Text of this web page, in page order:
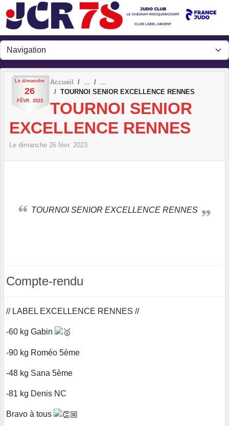
Le dimanche
26
FÉVR. 2023
Accueil
TOURNOI SENIOR EXCELLENCE RENNES
TOURNOI SENIOR
EXCELLENCE RENNES
Le dimanche 26 févr. 2023
TOURNOI SENIOR EXCELLENCE RENNES
Compte-rendu
// LABEL EXCELLENCE RENNES //
-60 kg Gabin
-90 kg Roméo 5ème
-48 kg Sana 5ème
-81 kg Denis NC
Bravo à tous
Panneau de gestion des cookies